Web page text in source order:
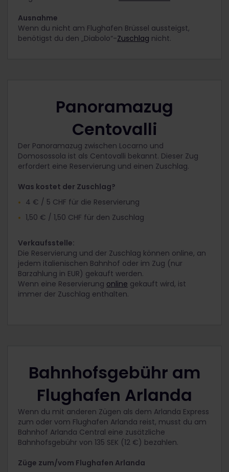
Ausnahme
Wenn du nicht am Flughafen Brüssel aussteigst,
benötigst du den „Diabolo“-Zuschlag nicht.
Panoramazug
Centovalli
Der Panoramazug zwischen Locarno und
Domosossola ist als Centovalli bekannt. Dieser Zug
erfordert eine Reservierung und einen Zuschlag.
Was kostet der Zuschlag?
4 € / 5 CHF für die Reservierung
1,50 € / 1,50 CHF für den Zuschlag
Verkaufsstelle:
Die Reservierung und der Zuschlag können online, an
jedem italienischen Bahnhof oder im Zug (nur
Barzahlung in EUR) gekauft werden.
Wenn eine Reservierung online gekauft wird, ist
immer der Zuschlag enthalten.
Bahnhofsgebühr am
Flughafen Arlanda
Wenn du mit anderen Zügen als dem Arlanda Express
zum oder vom Flughafen Arlanda reist, musst du am
Bahnhof Arlanda Central eine zusätzliche
Bahnhofsgebühr von 135 SEK (12 €) bezahlen.
Züge zum/vom Flughafen Arlanda